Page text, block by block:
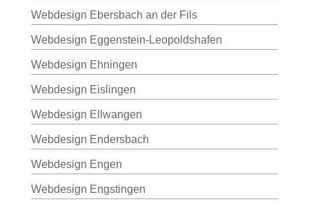
Webdesign Ebersbach an der Fils
Webdesign Eggenstein-Leopoldshafen
Webdesign Ehningen
Webdesign Eislingen
Webdesign Ellwangen
Webdesign Endersbach
Webdesign Engen
Webdesign Engstingen